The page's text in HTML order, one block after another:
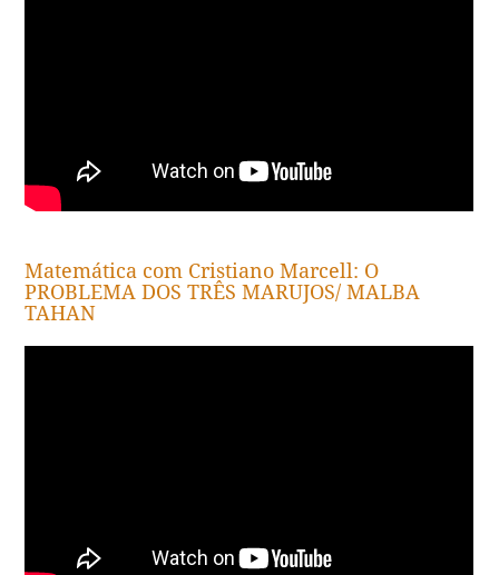
Matemática com Cristiano Marcell: O
PROBLEMA DOS TRÊS MARUJOS/ MALBA
TAHAN